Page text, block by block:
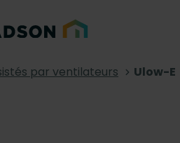
par ventilateurs Ulow-E